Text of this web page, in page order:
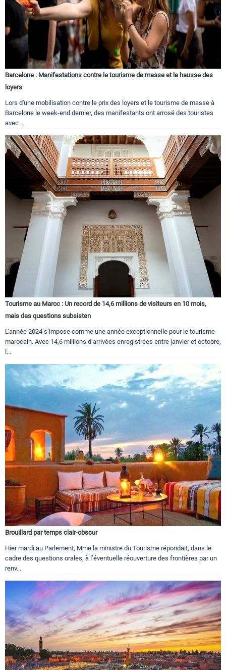
Barcelone : Manifestations contre le tourisme de masse et la hausse des
loyers
Lors d'une mobilisation contre le prix des loyers et le tourisme de masse à
Barcelone le week-end dernier, des manifestants ont arrosé des touristes
avec ...
Tourisme au Maroc : Un record de 14,6 millions de visiteurs en 10 mois,
mais des questions subsisten
L’année 2024 s’impose comme une année exceptionnelle pour le tourisme
marocain. Avec 14,6 millions d’arrivées enregistrées entre janvier et octobre,
l...
Brouillard par temps clair-obscur
Hier mardi au Parlement, Mme la ministre du Tourisme répondait, dans le
cadre des questions orales, à l’éventuelle réouverture des frontières par un
renv...